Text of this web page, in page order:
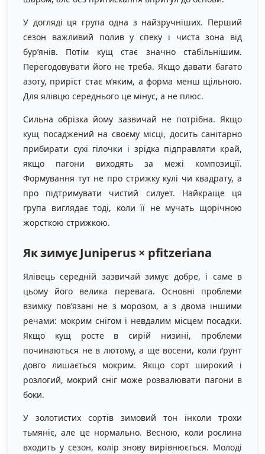
У догляді ця група одна з найзручніших. Перший
сезон важливий полив у спеку і чиста зона від
бур’янів. Потім кущ стає значно стабільнішим.
Перегодовувати його не треба. Якщо давати багато
азоту, приріст стає м’яким, а форма менш щільною.
Для ялівцю середнього це мінус, а не плюс.
Сильна обрізка йому зазвичай не потрібна. Якщо
кущ посаджений на своєму місці, досить санітарно
прибирати сухі гілочки і зрідка підправляти край,
якщо пагони виходять за межі композиції.
Формування тут не про стрижку кулі чи квадрату, а
про підтримувати чистий силует. Найкраще ця
група виглядає тоді, коли її не мучать щорічною
жорсткою стрижкою.
Як зимує Juniperus × pfitzeriana
Ялівець середній зазвичай зимує добре, і саме в
цьому його велика перевага. Основні проблеми
взимку пов’язані не з морозом, а з двома іншими
речами: мокрим снігом і невдалим місцем посадки.
Якщо кущ росте в сирій низині, проблеми
починаються не в лютому, а ще восени, коли ґрунт
довго лишається мокрим. Якщо сорт широкий і
розлогий, мокрий сніг може розвалювати пагони в
боки.
У золотистих сортів зимовий тон інколи трохи
тьмяніє, але це нормально. Весною, коли рослина
входить у сезон, колір знову вирівнюється. Молоді